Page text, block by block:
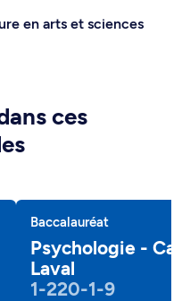
en arts et sciences
ces
Baccalauréat
Psychologie -
Laval
1-220-1-9